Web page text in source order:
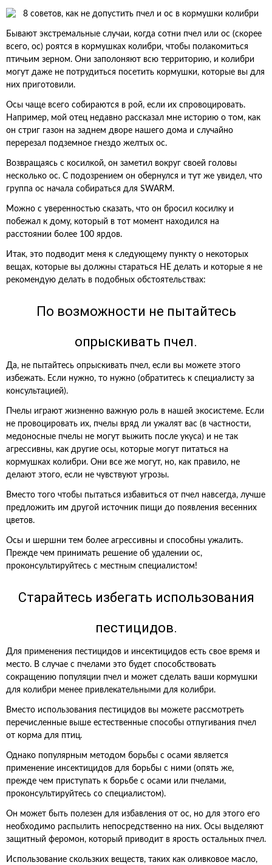
Бывают экстремальные случаи, когда сотни пчел или ос (скорее
всего, ос) роятся в кормушках колибри, чтобы полакомиться
птичьим зерном. Они заполоняют всю территорию, и колибри
могут даже не потрудиться посетить кормушки, которые вы для
них приготовили.
Осы чаще всего собираются в рой, если их спровоцировать.
Например, мой отец недавно рассказал мне историю о том, как
он стриг газон на заднем дворе нашего дома и случайно
перерезал подземное гнездо желтых ос.
Возвращаясь с косилкой, он заметил вокруг своей головы
несколько ос. С подозрением он обернулся и тут же увидел, что
группа ос начала собираться для SWARM.
Можно с уверенностью сказать, что он бросил косилку и
побежал к дому, который в тот момент находился на
расстоянии более 100 ярдов.
Итак, это подводит меня к следующему пункту о некоторых
вещах, которые вы должны стараться НЕ делать и которые я не
рекомендую делать в подобных обстоятельствах:
По возможности не пытайтесь
опрыскивать пчел.
Да, не пытайтесь опрыскивать пчел, если вы можете этого
избежать. Если нужно, то нужно (обратитесь к специалисту за
консультацией).
Пчелы играют жизненно важную роль в нашей экосистеме. Если
не провоцировать их, пчелы вряд ли ужалят вас (в частности,
медоносные пчелы не могут выжить после укуса) и не так
агрессивны, как другие осы, которые могут питаться на
кормушках колибри. Они все же могут, но, как правило, не
делают этого, если не чувствуют угрозы.
Вместо того чтобы пытаться избавиться от пчел навсегда, лучше
предложить им другой источник пищи до появления весенних
цветов.
Осы и шершни тем более агрессивны и способны ужалить.
Прежде чем принимать решение об удалении ос,
проконсультируйтесь с местным специалистом!
Старайтесь избегать использования
пестицидов.
Для применения пестицидов и инсектицидов есть свое время и
место. В случае с пчелами это будет способствовать
сокращению популяции пчел и может сделать ваши кормушки
для колибри менее привлекательными для колибри.
Вместо использования пестицидов вы можете рассмотреть
перечисленные выше естественные способы отпугивания пчел
от корма для птиц.
Однако популярным методом борьбы с осами является
применение инсектицидов для борьбы с ними (опять же,
прежде чем приступать к борьбе с осами или пчелами,
проконсультируйтесь со специалистом).
Он может быть полезен для избавления от ос, но для этого его
необходимо распылить непосредственно на них. Осы выделяют
защитный феромон, который приводит в ярость остальных пчел.
Использование скользких веществ, таких как оливковое масло,